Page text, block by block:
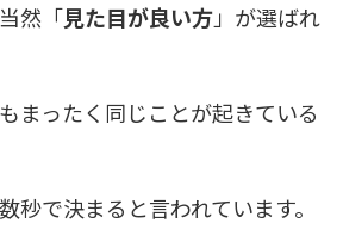
然「見た目が良い方」が選ばれ
まったく同じことが起きている
秒で決まると言われています。